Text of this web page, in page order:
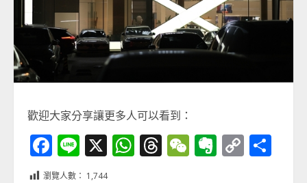
歡迎大家分享讓更多人可以看到：
Facebook
Line
X WhatsApp
Threads
WeChat
Evernote
Copy
Link
瀏覽人數： 1,744